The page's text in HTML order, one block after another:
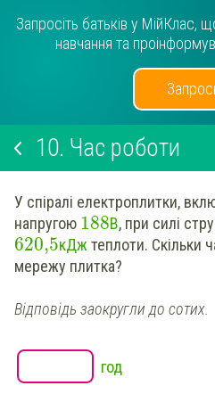
Запросіть батьків у МійКлас,
навчання та
10. Час роботи
У спіралі електроплитки,
напругою 188В, при силі
620,5кДжтеплоти. Скільки
мережу плитка?
Відповідь заокругли до сотих.
год